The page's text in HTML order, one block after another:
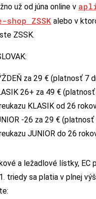
už od júna online v
shop ZSSK alebo v
ZSSK.
za 29 € (platnosť 7
26+ za 49 €
KLASIK od 26
-26 za 29 €
JUNIOR do 26
a ležadlové lístky, EC
triedy sa platia v plnej